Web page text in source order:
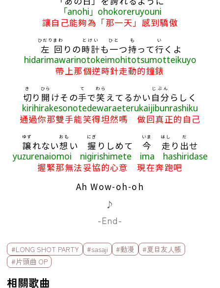
「anohi」ohokoreruyouni
讓自己能夠為「那一天」感到驕傲
左
ひだり
回
まわ
りの時計
とけい
も一
ひと
つ持
も
って行
い
くよ
hidarimawarinotokeimohitotsumotteikuyo
帶上那個逆時針走動的鐘錶
切
き
り 開
ひら
けその手
て
で笑
わら
えてるかい 自分
じぶん
らしく
kirihirakesonotedewaraeterukaijibunrashiku
通過你那雙手能笑得坦然嗎 做回真正的自己
譲
ゆず
れない想
おも
い 握
にぎ
りしめて 今
いま
走
はし
り 出
だ
せ
yuzurenaiomoi nigirishimete ima hashiridase
握緊那無法妥協的心意 現在奔跑吧
Ah Wow-oh-oh
♪
-End-
標籤欄
#LONG SHOT PARTY #sasaji #動漫
#夏目友人帳
#片頭曲 OP
相關歌曲